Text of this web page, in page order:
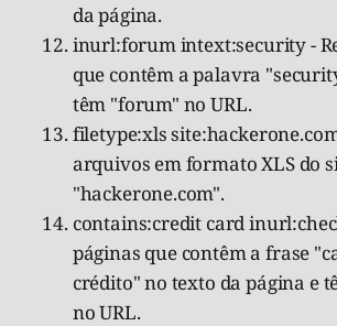
da página.
inurl:forum intext:security -
que contêm a palavra
têm "forum" no URL.
filetype:xls
arquivos em formato XLS do
"hackerone.com".
contains:credit card
páginas que contêm a frase
crédito" no texto da página e
no URL.